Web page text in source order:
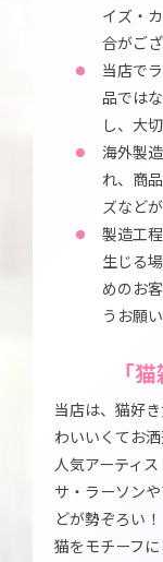
イズ・
合がござ
当店で
品では
し、大
海外製
れ、商
ズなど
製造工
生じる
めのお
うお願
「
当店は、猫好
わいいくてお
人気アーティ
サ・ラーソン
どが勢ぞろい！
猫をモチーフ